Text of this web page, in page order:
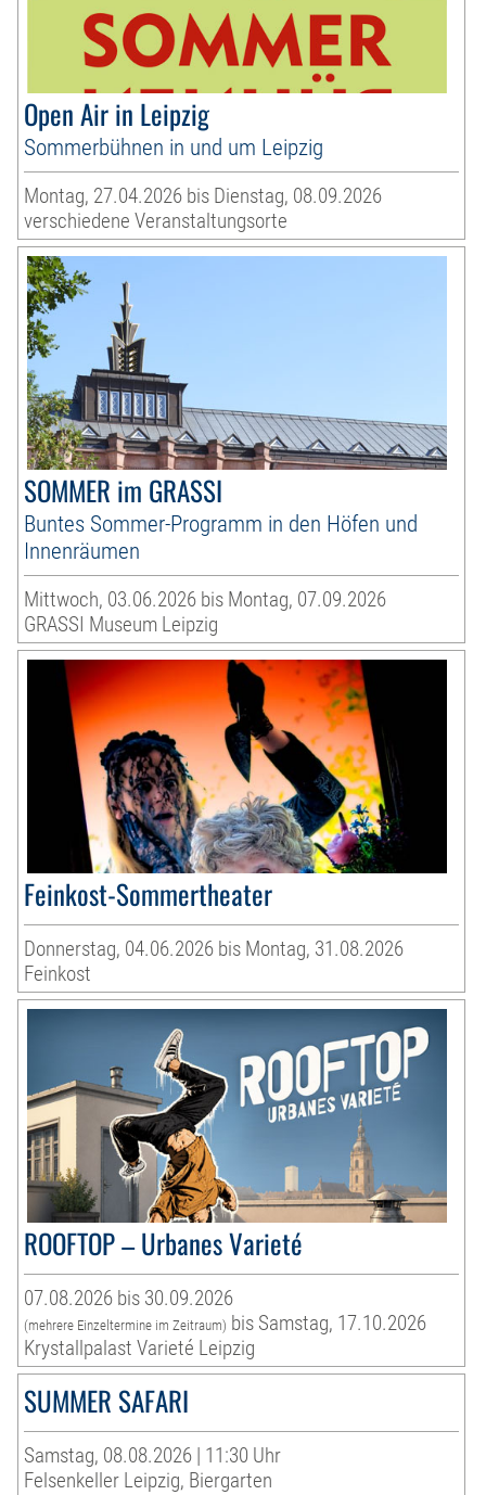
Open Air in Leipzig
Sommerbühnen in und um Leipzig
Montag, 27.04.2026 bis Dienstag, 08.09.2026
verschiedene Veranstaltungsorte
SOMMER im GRASSI
Buntes Sommer-Programm in den Höfen und
Innenräumen
Mittwoch, 03.06.2026 bis Montag, 07.09.2026
GRASSI Museum Leipzig
Feinkost-Sommertheater
Donnerstag, 04.06.2026 bis Montag, 31.08.2026
Feinkost
ROOFTOP – Urbanes Varieté
07.08.2026 bis 30.09.2026
(mehrere Einzeltermine im Zeitraum) bis Samstag, 17.10.2026
Krystallpalast Varieté Leipzig
SUMMER SAFARI
Samstag, 08.08.2026 | 11:30 Uhr
Felsenkeller Leipzig, Biergarten